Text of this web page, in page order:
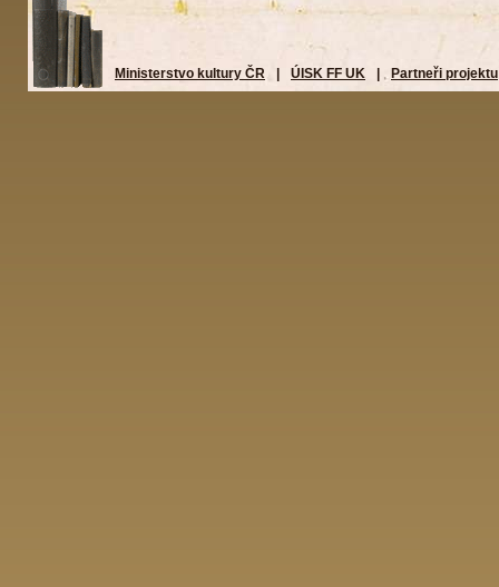
Ministerstvo kultury ČR ÚISK FF UK Partneři projektu